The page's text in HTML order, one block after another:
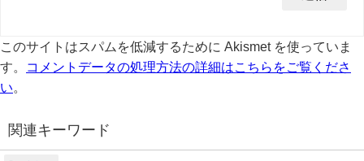
このサイトはスパムを低減するために Akismet を使っていま
す。
コメントデータの処理方法の詳細はこちらをご覧くださ
い。
関連キーワード